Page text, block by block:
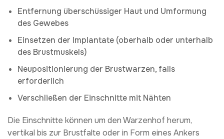
Entfernung überschüssiger Haut und Umformung
des Gewebes
Einsetzen der Implantate (oberhalb oder unterhalb
des Brustmuskels)
Neupositionierung der Brustwarzen, falls
erforderlich
Verschließen der Einschnitte mit Nähten
Die Einschnitte können um den Warzenhof herum,
vertikal bis zur Brustfalte oder in Form eines Ankers